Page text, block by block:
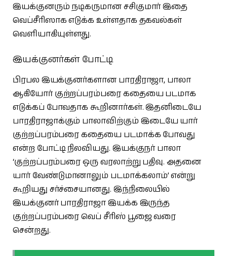
இயக்குனரும் நடிகருமான சசிகுமார் இதை
வெப்சீரிஸாக எடுக்க உள்ளதாக தகவல்கள்
வெளியாகியுள்ளது.
இயக்குனர்கள் போட்டி
பிரபல இயக்குனர்களான பாரதிராஜா, பாலா
ஆகியோர் குற்றப்பரம்பரை கதையை படமாக
எடுக்கப் போவதாக கூறினார்கள். இதனிடையே
பாரதிராஜாக்கும் பாலாவிற்கும் இடையே யார்
குற்றப்பரம்பரை கதையை படமாக்க போவது
என்ற போட்டி நிலவியது. இயக்குநர் பாலா
‘குற்றப்பரம்பரை ஒரு வரலாற்று பதிவு. அதனை
யார் வேண்டுமானாலும் படமாக்கலாம்’ என்று
கூறியது சர்ச்சையானது. இந்நிலையில்
இயக்குனர் பாரதிராஜா இயக்க இருந்த
குற்றப்பரம்பரை வெப் சீரிஸ் பூஜை வரை
சென்றது.